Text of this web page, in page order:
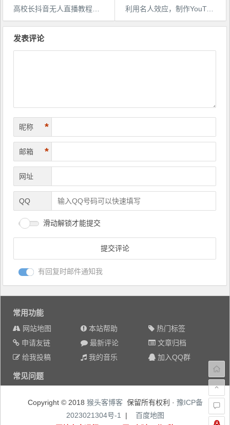
高校长抖音无人直播教程，一个人就可以在家操作，直播带货被动收入！
利用名人效应，制作YouTube Shorts短视频，月赚过万美元-3个简单方法
文
发表评论
昵称 *
邮箱 *
网址
QQ
滑动解锁才能提交
有回复时邮件通知我
常用功能
网站地图 本站帮助
热门标签
申请友链
最新评论
文章归档
给我投稿
我的音乐 加入QQ群
常见问题
Copyright © 2018 猴头客博客保留所有权利 · 豫ICP备
2023021304号-1
|
百度地图